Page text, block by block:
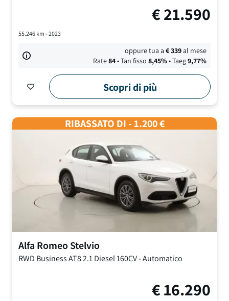
€21.590
55.246km - 2023
oppure tua a€339al mese
Rate84• Tan fisso 8,45%• Taeg9,77%
Scopri di più
RIBASSATO DI - 1.200 €
Alfa RomeoStelvio
RWD Business AT82.1 Diesel 160CV-Automatico
€16.290